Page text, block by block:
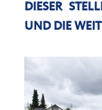
DIESER
UND DIE